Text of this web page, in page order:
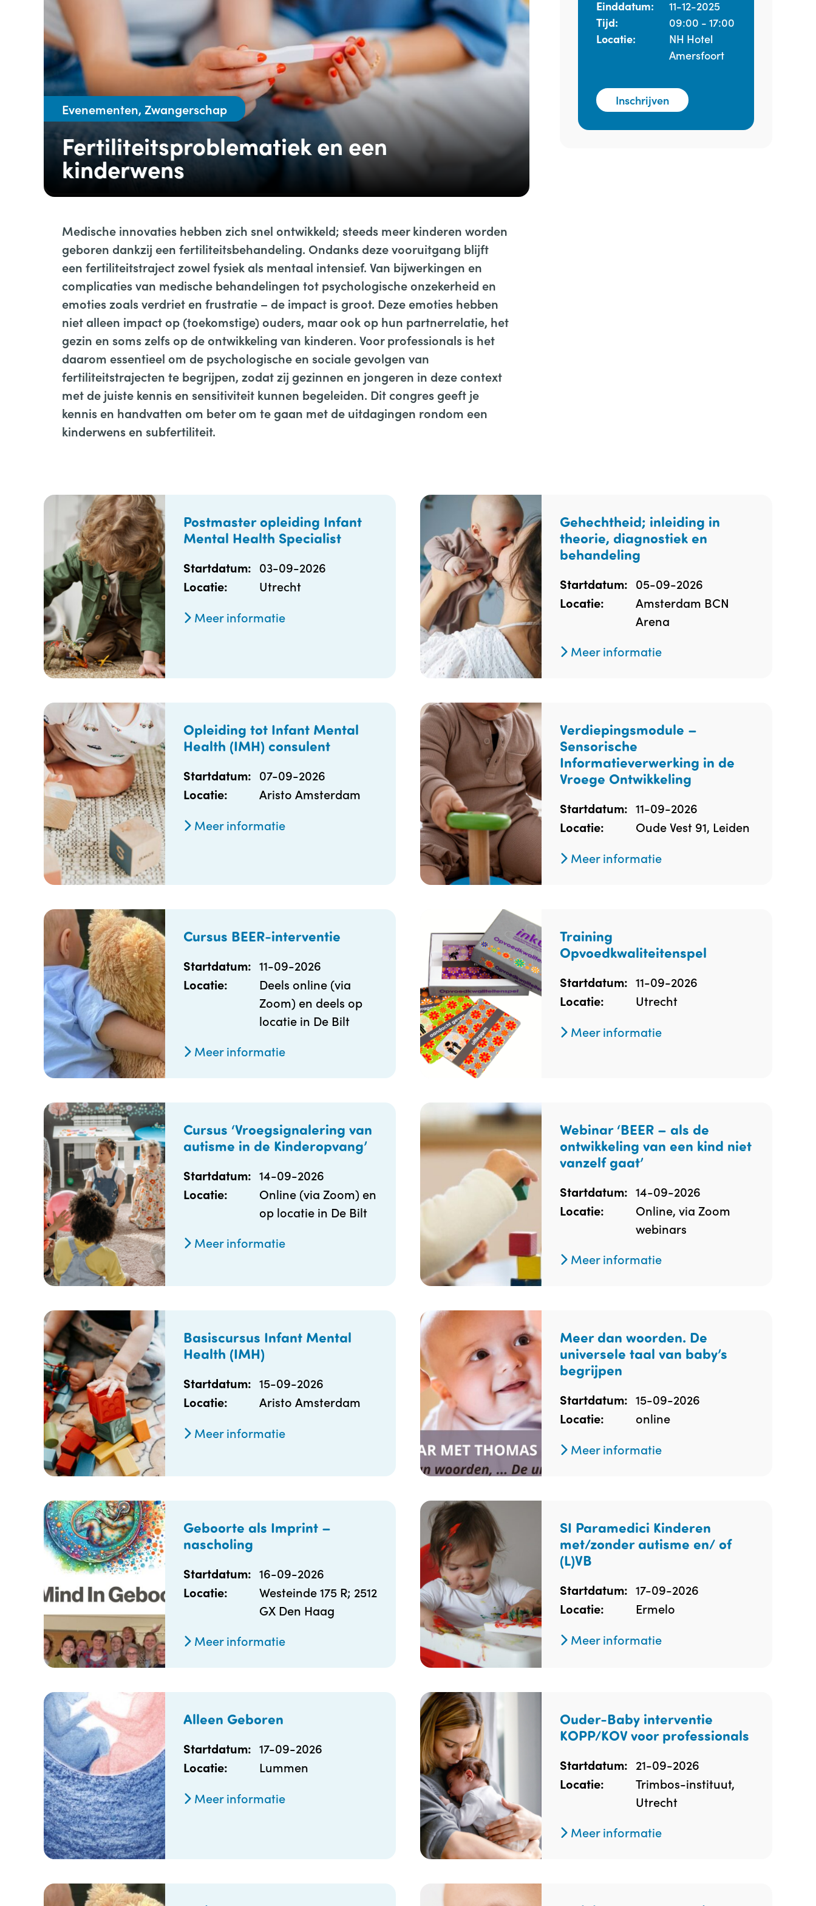
Evenementen, Zwangerschap
Fertiliteitsproblematiek en een
kinderwens
Medische innovaties hebben zich snel ontwikkeld; steeds meer kinderen worden
geboren dankzij een fertiliteitsbehandeling. Ondanks deze vooruitgang blijft
een fertiliteitstraject zowel fysiek als mentaal intensief. Van bijwerkingen en
complicaties van medische behandelingen tot psychologische onzekerheid en
emoties zoals verdriet en frustratie – de impact is groot. Deze emoties hebben
niet alleen impact op (toekomstige) ouders, maar ook op hun partnerrelatie, het
gezin en soms zelfs op de ontwikkeling van kinderen. Voor professionals is het
daarom essentieel om de psychologische en sociale gevolgen van
fertiliteitstrajecten te begrijpen, zodat zij gezinnen en jongeren in deze context
met de juiste kennis en sensitiviteit kunnen begeleiden. Dit congres geeft je
kennis en handvatten om beter om te gaan met de uitdagingen rondom een
kinderwens en subfertiliteit.
Einddatum:
11-12-2025
Tijd:
09:00 - 17:00
Locatie:
NH Hotel
Amersfoort
Inschrijven
Postmaster opleiding Infant
Mental Health Specialist
Startdatum: 03-09-2026
Locatie:
Utrecht
Meer informatie
Gehechtheid; inleiding in
theorie, diagnostiek en
behandeling
Startdatum: 05-09-2026
Locatie:
Amsterdam BCN
Arena
Meer informatie
Opleiding tot Infant Mental
Health (IMH) consulent
Startdatum: 07-09-2026
Locatie:
Aristo Amsterdam
Meer informatie
Verdiepingsmodule –
Sensorische
Informatieverwerking in de
Vroege Ontwikkeling
Startdatum: 11-09-2026
Locatie:
Oude Vest 91, Leiden
Meer informatie
Cursus BEER-interventie
Startdatum: 11-09-2026
Locatie:
Deels online (via
Zoom) en deels op
locatie in De Bilt
Meer informatie
Training
Opvoedkwaliteitenspel
Startdatum: 11-09-2026
Locatie:
Utrecht
Meer informatie
Cursus ‘Vroegsignalering van
autisme in de Kinderopvang’
Startdatum: 14-09-2026
Locatie:
Online (via Zoom) en
op locatie in De Bilt
Meer informatie
Webinar ‘BEER – als de
ontwikkeling van een kind niet
vanzelf gaat’
Startdatum: 14-09-2026
Locatie:
Online, via Zoom
webinars
Meer informatie
Basiscursus Infant Mental
Health (IMH)
Startdatum: 15-09-2026
Locatie:
Aristo Amsterdam
Meer informatie
Meer dan woorden. De
universele taal van baby’s
begrijpen
Startdatum: 15-09-2026
Locatie:
online
Meer informatie
Geboorte als Imprint –
nascholing
Startdatum: 16-09-2026
Locatie:
Westeinde 175 R; 2512
GX Den Haag
Meer informatie
SI Paramedici Kinderen
met/zonder autisme en/ of
(L)VB
Startdatum: 17-09-2026
Locatie:
Ermelo
Meer informatie
Alleen Geboren
Startdatum: 17-09-2026
Locatie:
Lummen
Meer informatie
Ouder-Baby interventie
KOPP/KOV voor professionals
Startdatum: 21-09-2026
Locatie:
Trimbos-instituut,
Utrecht
Meer informatie